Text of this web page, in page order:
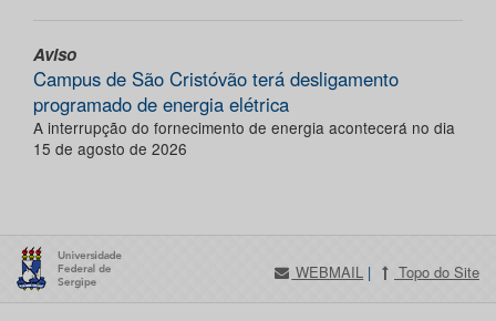
Aviso
Campus de São Cristóvão terá desligamento
programado de energia elétrica
A interrupção do fornecimento de energia acontecerá no dia
15 de agosto de 2026
WEBMAIL | Topo do Site